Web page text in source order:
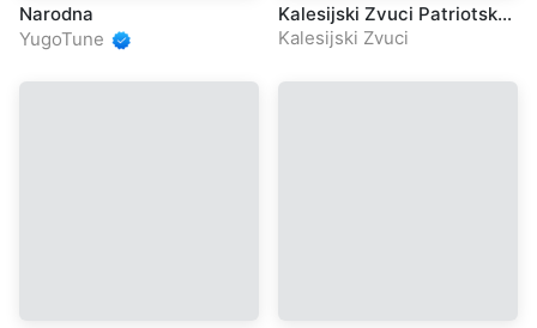
Narodna
YugoTune
Kalesijski Zvuci Patriotske
pjesme
Kalesijski Zvuci